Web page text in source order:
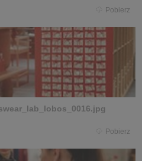
Pobierz
Pobierz